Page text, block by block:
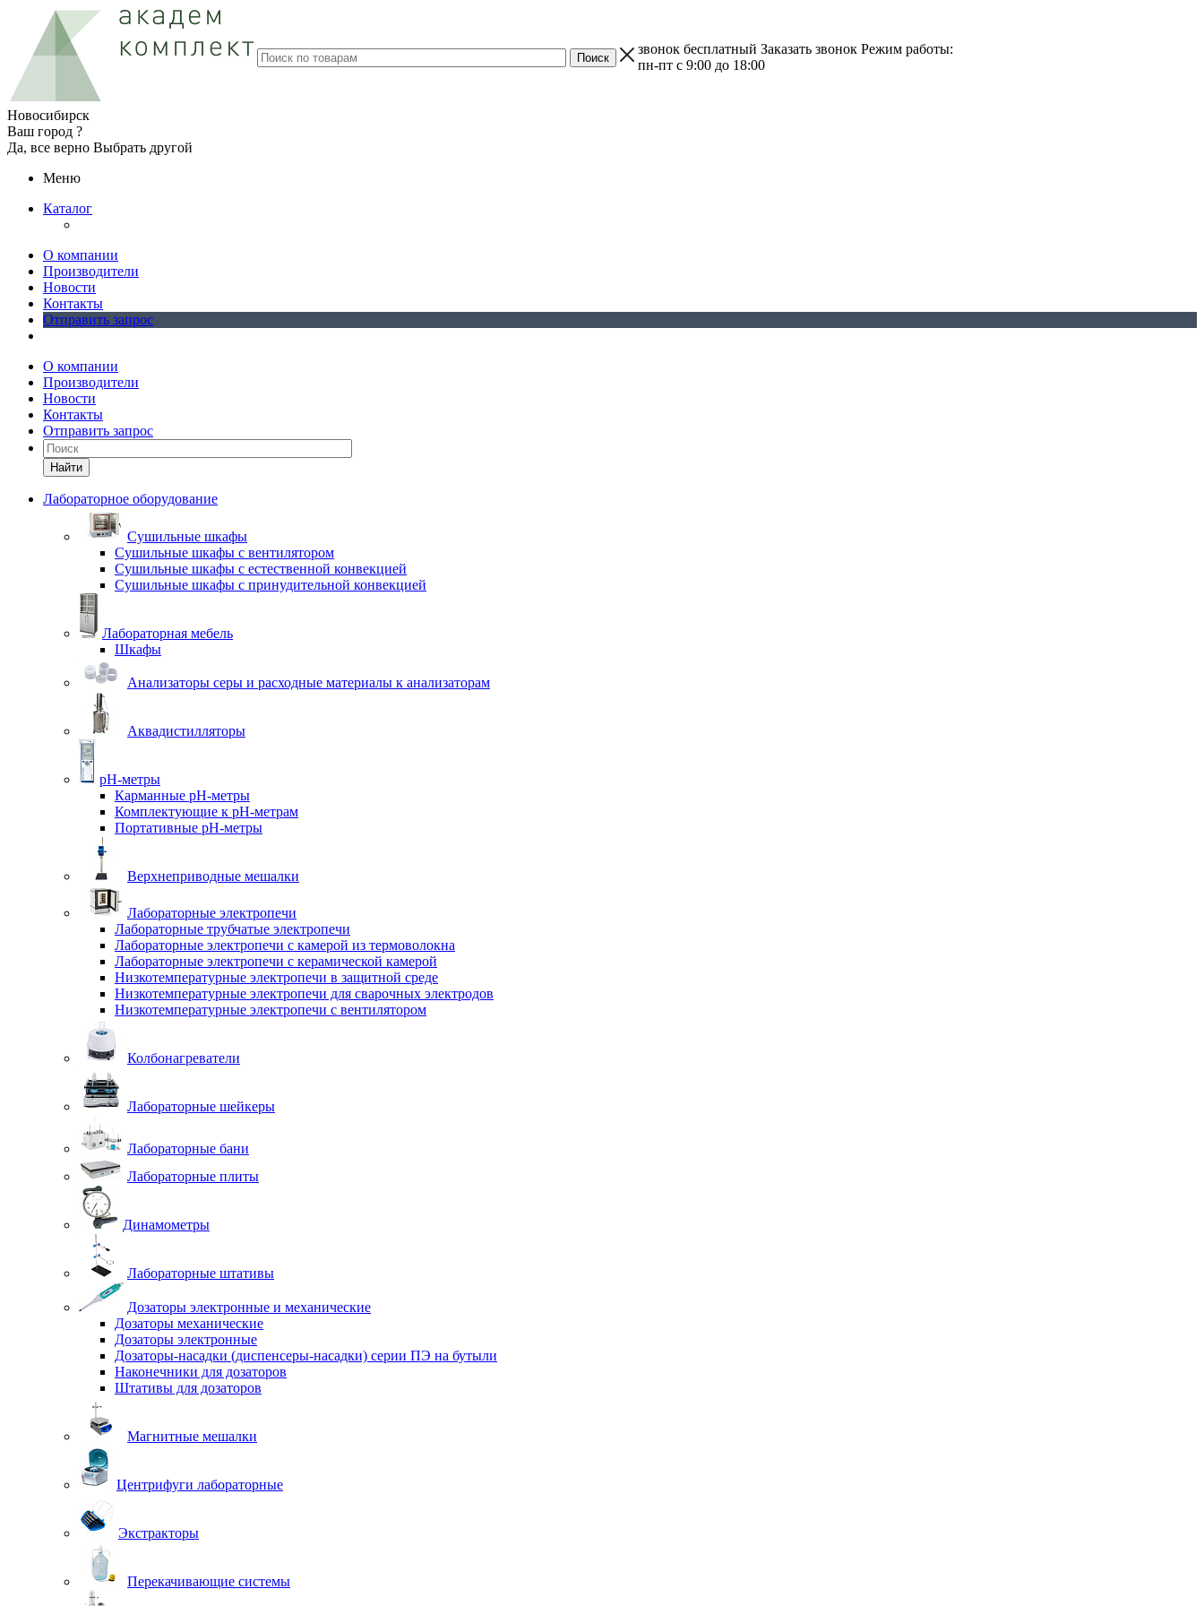
звонок бесплатный Заказать звонок Режим работы:
пн-пт с 9:00 до 18:00
Новосибирск
Ваш город ?
Да, все верно Выбрать другой
Меню
Каталог
О компании
Производители
Новости
Контакты
Отправить запрос
О компании
Производители
Новости
Контакты
Отправить запрос
Найти
Лабораторное оборудование
Cушильные шкафы
Сушильные шкафы с вентилятором
Сушильные шкафы с естественной конвекцией
Сушильные шкафы с принудительной конвекцией
Лабораторная мебель
Шкафы
Анализаторы серы и расходные материалы к анализаторам
Аквадистилляторы
pH-метры
Карманные pH-метры
Комплектующие к pH-метрам
Портативные pH-метры
Верхнеприводные мешалки
Лабораторные электропечи
Лабораторные трубчатые электропечи
Лабораторные электропечи с камерой из термоволокна
Лабораторные электропечи с керамической камерой
Низкотемпературные электропечи в защитной среде
Низкотемпературные электропечи для cварочных электродов
Низкотемпературные электропечи с вентилятором
Колбонагреватели
Лабораторные шейкеры
Лабораторные бани
Лабораторные плиты
Динамометры
Лабораторные штативы
Дозаторы электронные и механические
Дозаторы механические
Дозаторы электронные
Дозаторы-насадки (диспенсеры-насадки) серии ПЭ на бутыли
Наконечники для дозаторов
Штативы для дозаторов
Магнитные мешалки
Центрифуги лабораторные
Экстракторы
Перекачивающие системы